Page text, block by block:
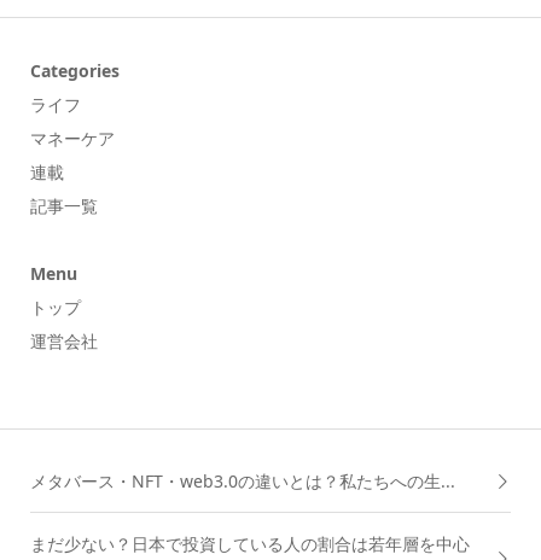
Categories
ライフ
マネーケア
連載
記事一覧
Menu
トップ
運営会社
メタバース・NFT・web3.0の違いとは？私たちへの生...
まだ少ない？日本で投資している人の割合は若年層を中心